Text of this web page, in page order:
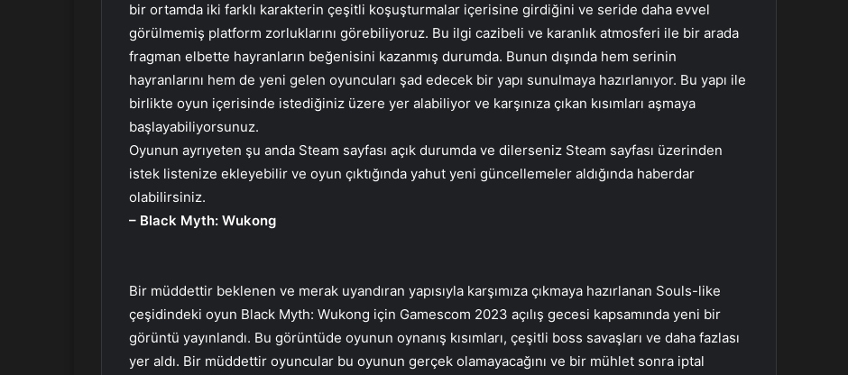
bir ortamda iki farklı karakterin çeşitli koşuşturmalar içerisine girdiğini ve seride daha evvel
görülmemiş platform zorluklarını görebiliyoruz. Bu ilgi cazibeli ve karanlık atmosferi ile bir arada
fragman elbette hayranların beğenisini kazanmış durumda. Bunun dışında hem serinin
hayranlarını hem de yeni gelen oyuncuları şad edecek bir yapı sunulmaya hazırlanıyor. Bu yapı ile
birlikte oyun içerisinde istediğiniz üzere yer alabiliyor ve karşınıza çıkan kısımları aşmaya
başlayabiliyorsunuz.
Oyunun ayrıyeten şu anda Steam sayfası açık durumda ve dilerseniz Steam sayfası üzerinden
istek listenize ekleyebilir ve oyun çıktığında yahut yeni güncellemeler aldığında haberdar
olabilirsiniz.
– Black Myth: Wukong
Bir müddettir beklenen ve merak uyandıran yapısıyla karşımıza çıkmaya hazırlanan Souls-like
çeşidindeki oyun Black Myth: Wukong için Gamescom 2023 açılış gecesi kapsamında yeni bir
görüntü yayınlandı. Bu görüntüde oyunun oynanış kısımları, çeşitli boss savaşları ve daha fazlası
yer aldı. Bir müddettir oyuncular bu oyunun gerçek olamayacağını ve bir mühlet sonra iptal